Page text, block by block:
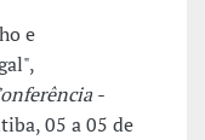
e
-
05 a 05 de